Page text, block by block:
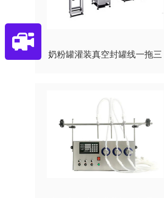
奶粉罐灌装真空封罐线一拖三